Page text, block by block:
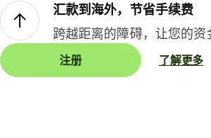
汇款到海外，节省手续费
跨越距离的障碍，让您的资
注册 了解更多